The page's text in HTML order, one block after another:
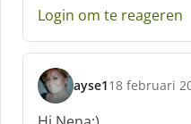
Login om te reageren
ayse1
s
c
18 februari